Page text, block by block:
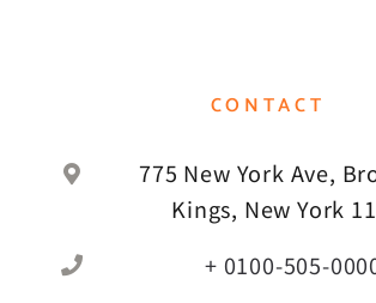
CONTACT
775 New York Ave,
Kings, New York
+ 0100-505-